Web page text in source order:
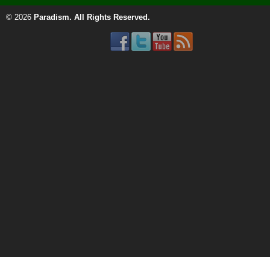
© 2026 Paradism. All Rights Reserved.